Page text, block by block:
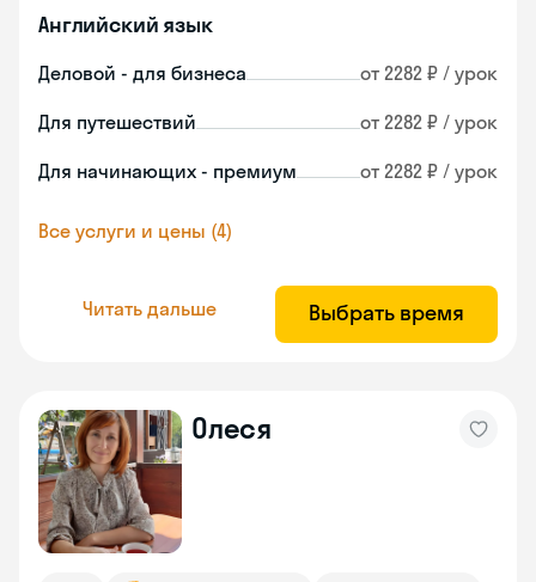
Английский язык
Деловой - для бизнеса от 2282 ₽ / урок
Для путешествий от 2282 ₽ / урок
Для начинающих - премиум от 2282 ₽ / урок
Все услуги и цены (4)
Читать дальше Выбрать время
Олеся